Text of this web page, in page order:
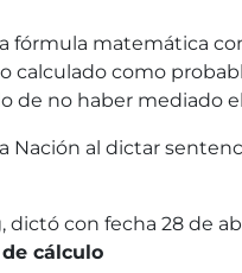
fórmula matemática
calculado como
de no haber mediado
Nación al dictar
dictó con fecha 28 de
cálculo